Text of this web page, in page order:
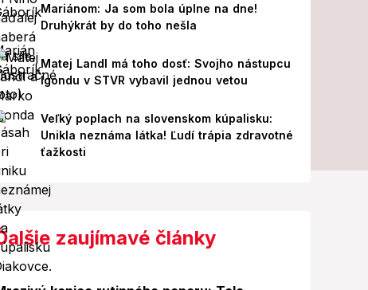
Mariánom: Ja som bola úplne na dne!
Druhýkrát by do toho nešla
Matej Landl má toho dosť: Svojho nástupcu
Igondu v STVR vybavil jednou vetou
Veľký poplach na slovenskom kúpalisku:
Unikla neznáma látka! Ľudí trápia zdravotné
ťažkosti
zaujímavé články